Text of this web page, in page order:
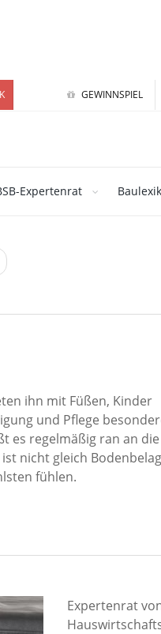
GEWINNSPIEL
Expertenrat
ihn mit Füßen, Kinder
und Pflege
es regelmäßig ran an die
nicht gleich
fühlen.
Expertenrat